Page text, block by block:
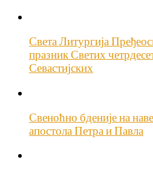
Света Литургија
празник Светих
Севастијских
Свеноћно бденије на
апостола Петра и Павла